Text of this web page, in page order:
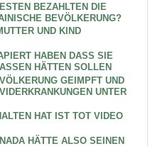
BEZAHLTEN DIE
BEVÖLKERUNG?
UND KIND
HABEN DASS SIE
HÄTTEN SOLLEN
GEIMPFT UND
UNTER
HAT IST TOT VIDEO
HÄTTE ALSO SEINEN